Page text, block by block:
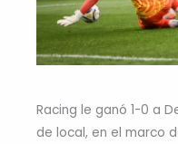
Racing le ganó 1-0 a
de local, en el marco